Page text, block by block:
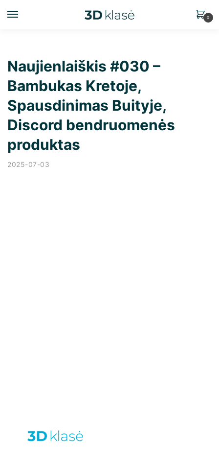
0
Naujienlaiškis #030 –
Bambukas Kretoje,
Spausdinimas Buityje,
Discord bendruomenės
produktas
2025-07-03